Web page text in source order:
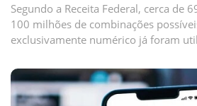
Segundo a Receita Federal, cerca de
100 milhões de combinações
exclusivamente numérico já foram